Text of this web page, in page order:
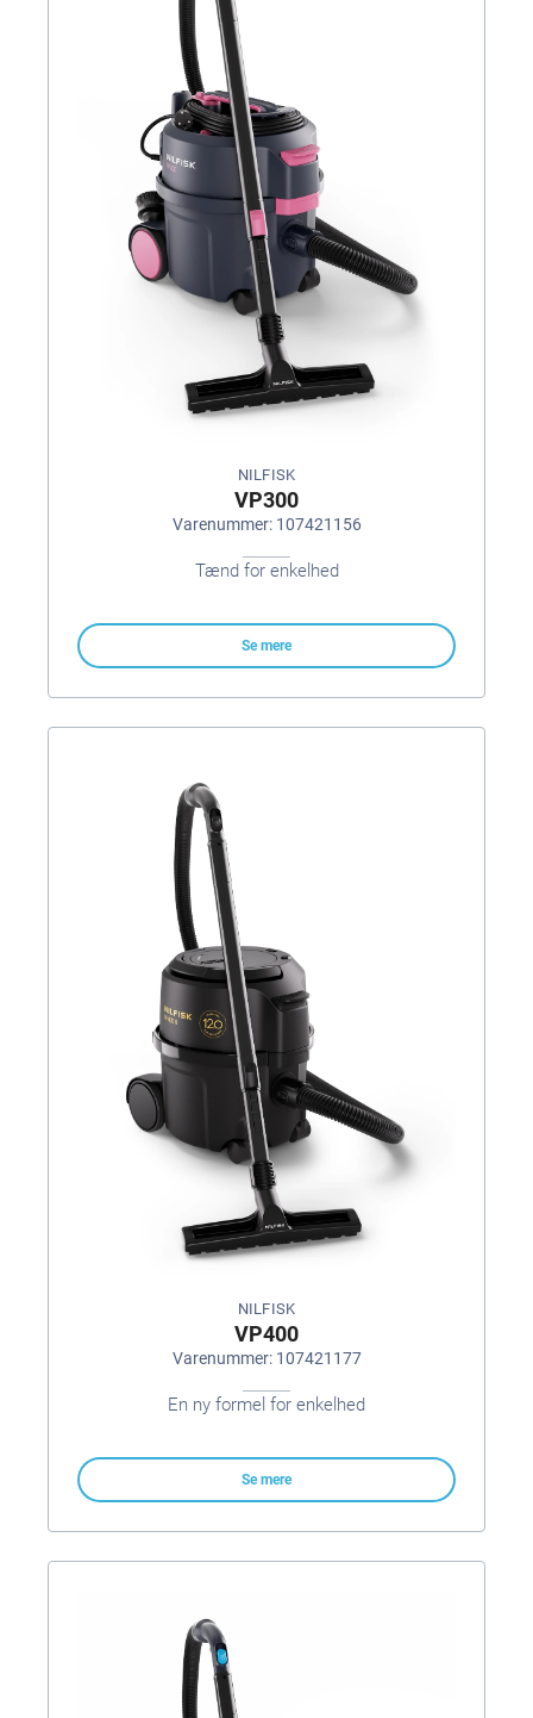
NILFISK
VP300
Varenummer: 107421156
Tænd for enkelhed
Se mere
NILFISK
VP400
Varenummer: 107421177
En ny formel for enkelhed
Se mere